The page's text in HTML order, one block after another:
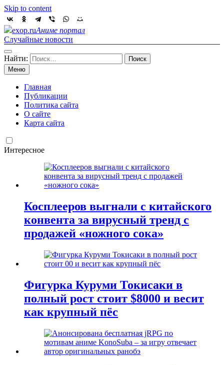
Skip to content
exop.ruАниме портал
Случайные новости
Найти:
Меню
Главная
Публикации
Политика сайта
О сайте
Карта сайта
Интересное
Косплееров выгнали с китайского
конвента за вирусный тренд с
продажей «ножного сока»
Фигурка Куруми Токисаки в
полный рост стоит $8000 и весит
как крупный пёс